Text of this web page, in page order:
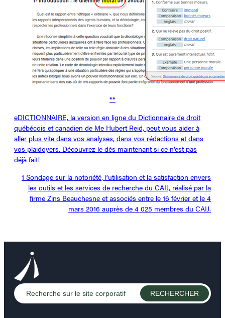
**
eDICTIONNAIRE, la version en ligne du Dictionnaire de droit
québécois et canadien de Me Hubert Reid, peut vous aider à
aller plus vite dans vos analyses, dans vos rédactions et dans
vos plaidoyers. Découvrez-le dès maintenant si ce n’est pas
déjà fait!
1 Sondage sur la notoriété, l’utilisation et la satisfaction envers
les outils et les services de recherche du CAIJ, réalisé par la
firme Zins Beauchesne et associés entre le 16 février et le 4
mars 2016 auprès de 4 025 membres du CAIJ.